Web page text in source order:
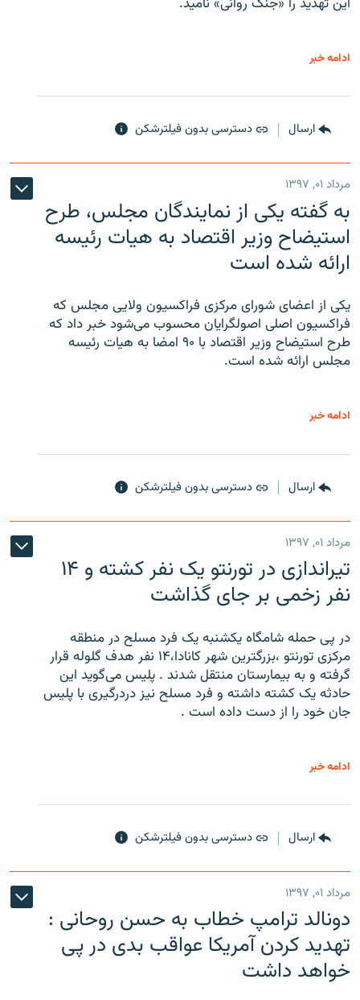
ادامه خبر
ارسال دسترسی بدون فیلترشکن
مرداد ۰۱, ۱۳۹۷
به گفته یکی از نمایندگان مجلس، طرح
استیضاح وزیر اقتصاد به هیات رئیسه
ارائه شده است
یکی از اعضای شورای مرکزی فراکسیون ولایی مجلس که
فراکسیون اصلی اصولگرایان محسوب می‌شود خبر داد که
طرح استیضاح وزیر اقتصاد با ۹۰ امضا به هیات رئیسه
مجلس ارائه شده است.
ادامه خبر
ارسال دسترسی بدون فیلترشکن
مرداد ۰۱, ۱۳۹۷
تیراندازی در تورنتو یک نفر کشته و ۱۴
نفر زخمی بر جای گذاشت
در پی حمله شامگاه یکشنبه یک فرد مسلح در منطقه
مرکزی تورنتو ،‌بزرگترین شهر کانادا،۱۴ نفر هدف گلوله قرار
گرفته و به بیمارستان منتقل شدند . پلیس می‌گوید این
حادثه یک کشته داشته و فرد مسلح نیز دردرگیری با پلیس
جان خود را از دست داده است .
ادامه خبر
ارسال دسترسی بدون فیلترشکن
مرداد ۰۱, ۱۳۹۷
دونالد ترامپ خطاب به حسن روحانی :
تهدید کردن آمریکا عواقب بدی در پی
خواهد داشت